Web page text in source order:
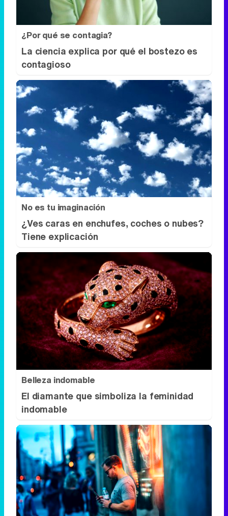
¿Por qué se contagia?
La ciencia explica por qué el bostezo es
contagioso
No es tu imaginación
¿Ves caras en enchufes, coches o nubes?
Tiene explicación
Belleza indomable
El diamante que simboliza la feminidad
indomable